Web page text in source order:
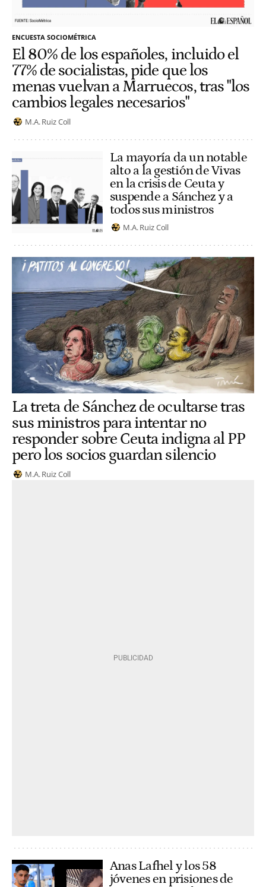
ENCUESTA SOCIOMÉTRICA
El 80% de los españoles, incluido el
77% de socialistas, pide que los
menas vuelvan a Marruecos, tras "los
cambios legales necesarios"
M.A. Ruiz Coll
La mayoría da un notable
alto a la gestión de Vivas
en la crisis de Ceuta y
suspende a Sánchez y a
todos sus ministros
M.A. Ruiz Coll
La treta de Sánchez de ocultarse tras
sus ministros para intentar no
responder sobre Ceuta indigna al PP
pero los socios guardan silencio
M.A. Ruiz Coll
Anas Lafhel y los 58
jóvenes en prisiones de